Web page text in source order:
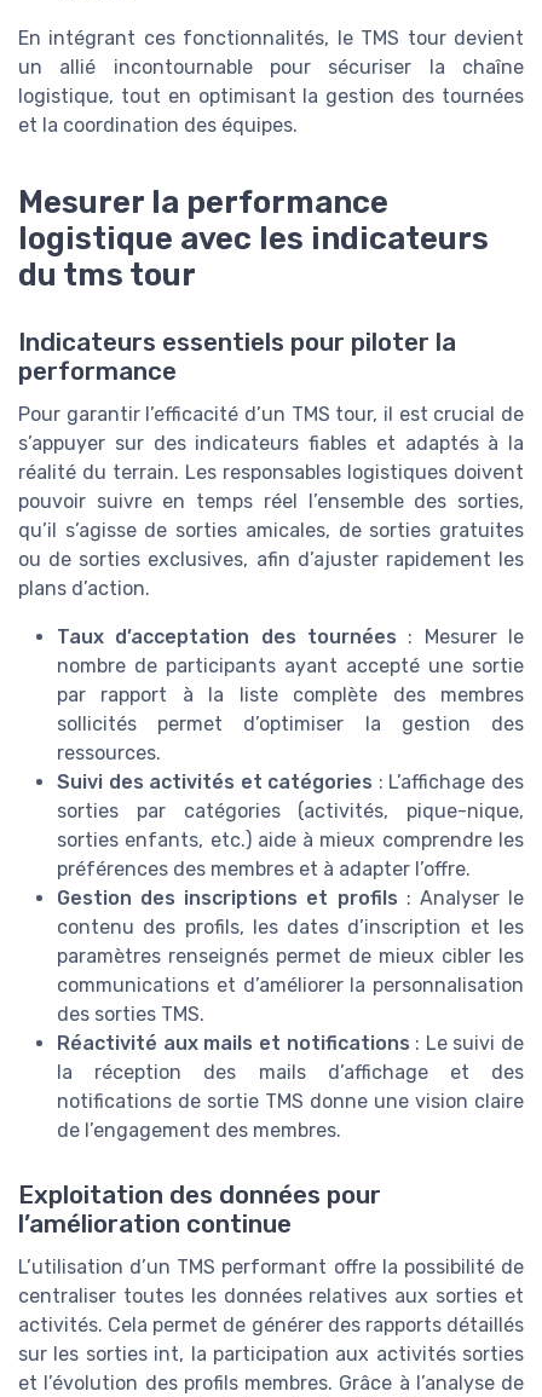
En intégrant ces fonctionnalités, le TMS tour devient
un allié incontournable pour sécuriser la chaîne
logistique, tout en optimisant la gestion des tournées
et la coordination des équipes.
Mesurer la performance
logistique avec les indicateurs
du tms tour
Indicateurs essentiels pour piloter la
performance
Pour garantir l’efficacité d’un TMS tour, il est crucial de
s’appuyer sur des indicateurs fiables et adaptés à la
réalité du terrain. Les responsables logistiques doivent
pouvoir suivre en temps réel l’ensemble des sorties,
qu’il s’agisse de sorties amicales, de sorties gratuites
ou de sorties exclusives, afin d’ajuster rapidement les
plans d’action.
Taux d’acceptation des tournées : Mesurer le
nombre de participants ayant accepté une sortie
par rapport à la liste complète des membres
sollicités permet d’optimiser la gestion des
ressources.
Suivi des activités et catégories : L’affichage des
sorties par catégories (activités, pique-nique,
sorties enfants, etc.) aide à mieux comprendre les
préférences des membres et à adapter l’offre.
Gestion des inscriptions et profils : Analyser le
contenu des profils, les dates d’inscription et les
paramètres renseignés permet de mieux cibler les
communications et d’améliorer la personnalisation
des sorties TMS.
Réactivité aux mails et notifications : Le suivi de
la réception des mails d’affichage et des
notifications de sortie TMS donne une vision claire
de l’engagement des membres.
Exploitation des données pour
l’amélioration continue
L’utilisation d’un TMS performant offre la possibilité de
centraliser toutes les données relatives aux sorties et
activités. Cela permet de générer des rapports détaillés
sur les sorties int, la participation aux activités sorties
et l’évolution des profils membres. Grâce à l’analyse de